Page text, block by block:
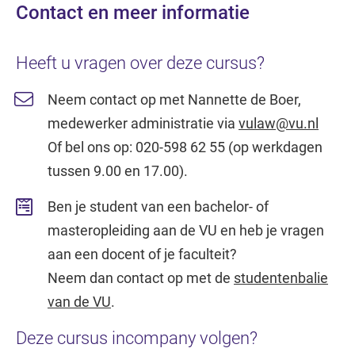
Contact en meer informatie
Heeft u vragen over deze cursus?
Neem contact op met Nannette de Boer,
medewerker administratie via vulaw@vu.nl
Of bel ons op: 020-598 62 55 (op werkdagen
tussen 9.00 en 17.00).
Ben je student van een bachelor- of
masteropleiding aan de VU en heb je vragen
aan een docent of je faculteit?
Neem dan contact op met de studentenbalie
van de VU.
Deze cursus incompany volgen?